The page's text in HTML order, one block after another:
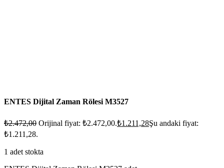
ENTES Dijital Zaman Rölesi M3527
₺2.472,00 Orijinal fiyat: ₺2.472,00.₺1.211,28Şu andaki fiyat:
₺1.211,28.
1 adet stokta